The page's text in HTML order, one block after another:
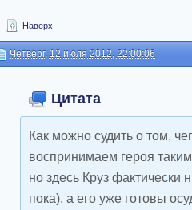
Наверх
Четверг, 12 июля 2012, 22:00:06
Цитата
Как можно судить о том,
воспринимаем героя
но здесь Круз фактически
пока), а его уже готовы